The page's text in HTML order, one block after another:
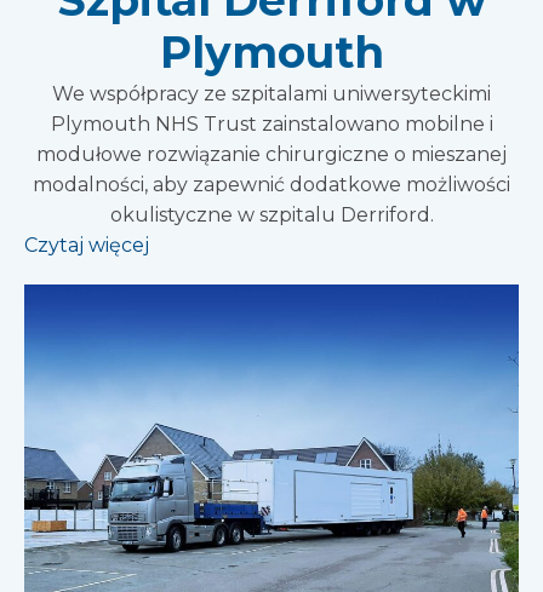
Plymouth
We współpracy ze szpitalami uniwersyteckimi
Plymouth NHS Trust zainstalowano mobilne i
modułowe rozwiązanie chirurgiczne o mieszanej
modalności, aby zapewnić dodatkowe możliwości
okulistyczne w szpitalu Derriford.
Czytaj więcej